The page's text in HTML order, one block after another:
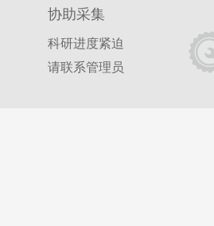
协助采集
科研进度紧迫
请联系管理员